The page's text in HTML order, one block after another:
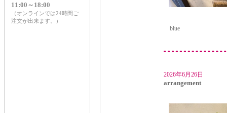
blue
2026年6月26日
arrangement
11:00～18:00
（オンラインでは24時間ご
注文が出来ます。）